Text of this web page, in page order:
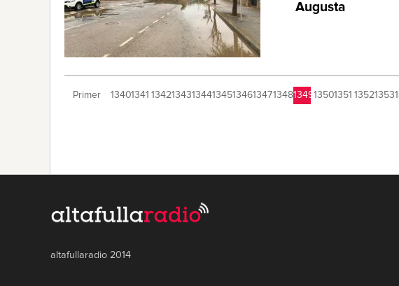
Augusta
Primer 13401341 13421343134413451346134713481349 13501351 13521353
altafullaradio 2014